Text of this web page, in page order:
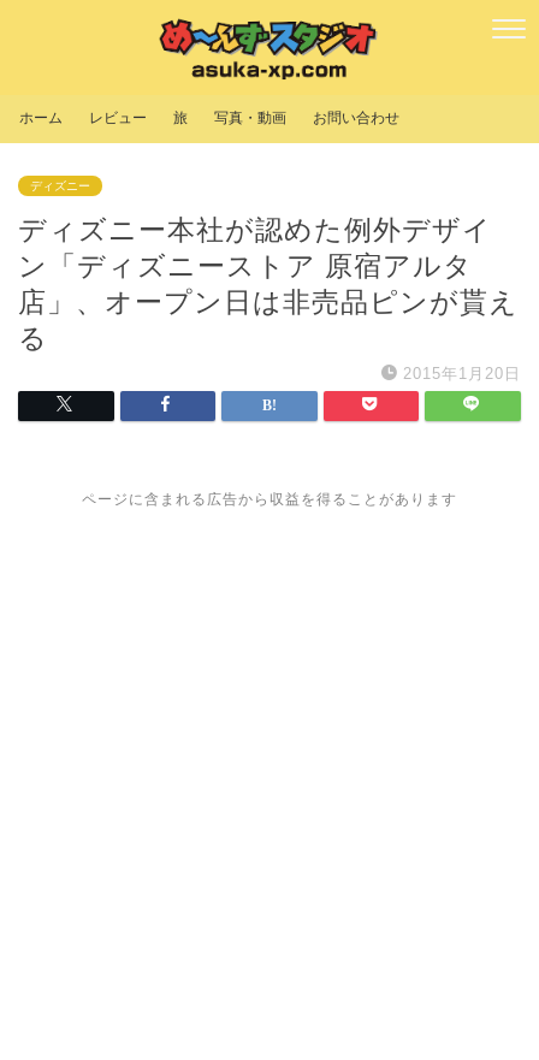
ホーム レビュー 旅 写真・動画 お問い合わせ
ディズニー
ディズニー本社が認めた例外デザイ
ン「ディズニーストア 原宿アルタ
店」、オープン日は非売品ピンが貰え
る
2015年1月20日
ページに含まれる広告から収益を得ることがあります